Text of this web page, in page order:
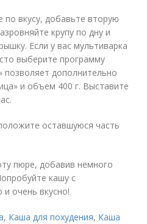
по вкусу, добавьте вторую
крупу по дну и
Если у вас мультиварка
выберите программу
позволяет дополнительно
и объем 400 г. Выставите
оставшуюся часть
пюре, добавив немного
кашу с
и очень вкусно!
, Каша для похудения, Каша